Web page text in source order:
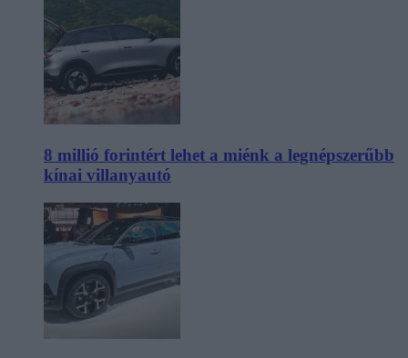
8 millió forintért lehet a miénk a legnépszerűbb
kínai villanyautó